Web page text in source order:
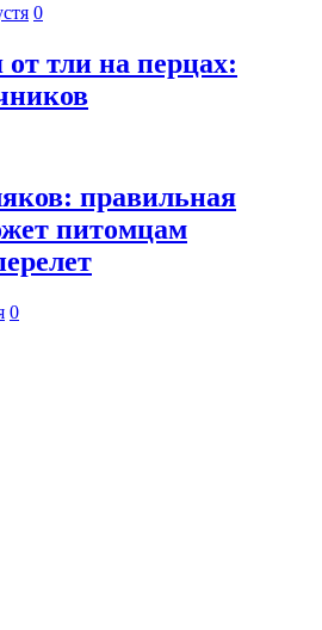
0
тли на перцах:
правильная
питомцам
0